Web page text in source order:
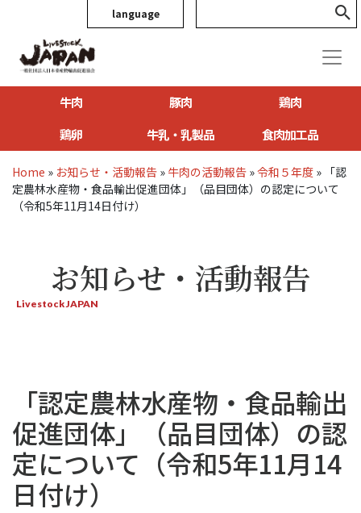
language
牛肉 豚肉
鶏肉
鶏卵
牛乳・乳製品 食肉加工品
Home » お知らせ・活動報告 » 牛肉の活動報告 »令和５年度 » 「認
定農林水産物・食品輸出促進団体」（品目団体）の認定について
（令和5年11月14日付け）
お知らせ・活動報告
Livestock JAPAN
「認定農林水産物・食品輸出
促進団体」（品目団体）の認
定について（令和5年11月14
日付け）